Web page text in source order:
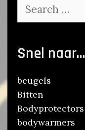
for:
Snel
beugels
Bitten
Bodyprotectors
bodywarmers